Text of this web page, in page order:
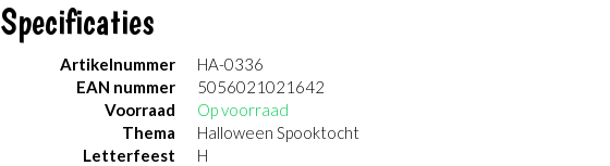
Specificaties
Artikelnummer
HA-0336
EAN nummer
5056021021642
Voorraad
Op voorraad
Thema
Halloween Spooktocht
Letterfeest
H